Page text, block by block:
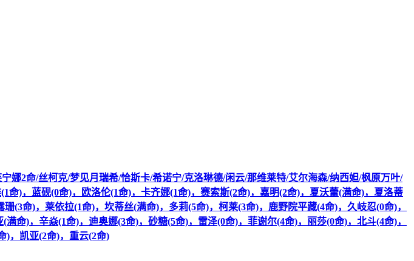
娜2命/丝柯克/梦见月瑞希/恰斯卡/希诺宁/克洛琳德/闲云/那维莱特/艾尔海森/纳西妲/枫原万叶/
)，蓝砚(0命)，欧洛伦(1命)，卡齐娜(1命)，赛索斯(2命)，嘉明(2命)，夏沃蕾(满命)，夏洛蒂
(3命)，莱依拉(1命)，坎蒂丝(满命)，多莉(5命)，柯莱(3命)，鹿野院平藏(4命)，久岐忍(0命)，
命)，辛焱(1命)，迪奥娜(3命)，砂糖(5命)，雷泽(0命)，菲谢尔(4命)，丽莎(0命)，北斗(4命)，
)，凯亚(2命)，重云(2命)